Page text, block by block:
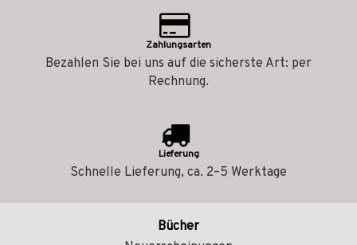
Zahlungsarten
Bezahlen Sie bei uns auf die sicherste Art: per
Rechnung.
Lieferung
Schnelle Lieferung, ca. 2–5 Werktage
Bücher